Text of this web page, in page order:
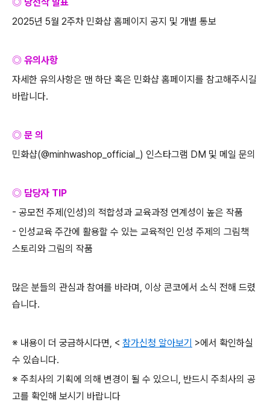
2025년 5월 2주차 민화샵 홈페이지 공지 및 개별 통보
◎ 유의사항
자세한 유의사항은 맨 하단 혹은 민화샵 홈페이지를 참고해주시길
바랍니다.
◎ 문 의
민화샵(@minhwashop_official_) 인스타그램 DM 및 메일 문의
◎ 담당자 TIP
- 공모전 주제 (인성)의 적합성과 교육과정 연계성이 높은 작품
- 인성교육 주간에 활용할 수 있는 교육적인 인성 주제의 그림책
스토리와 그림의 작품
많은 분들의 관심과 참여를 바라며, 이상 콘코에서 소식 전해 드렸
습니다.
※ 내용이 더 궁금하시다면, < 참가신청 알아보기 >에서 확인하실
수 있습니다.
※ 주최사의 기획에 의해 변경이 될 수 있으니 , 반드시 주최사의 공
고를 확인해 보시기 바랍니다